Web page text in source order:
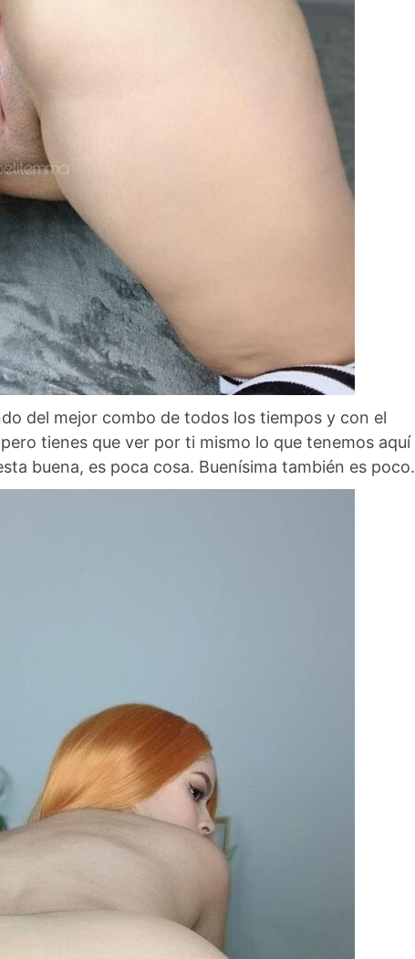
del mejor combo de todos los tiempos y con el
tienes que ver por ti mismo lo que tenemos aquí
buena, es poca cosa. Buenísima también es poco.